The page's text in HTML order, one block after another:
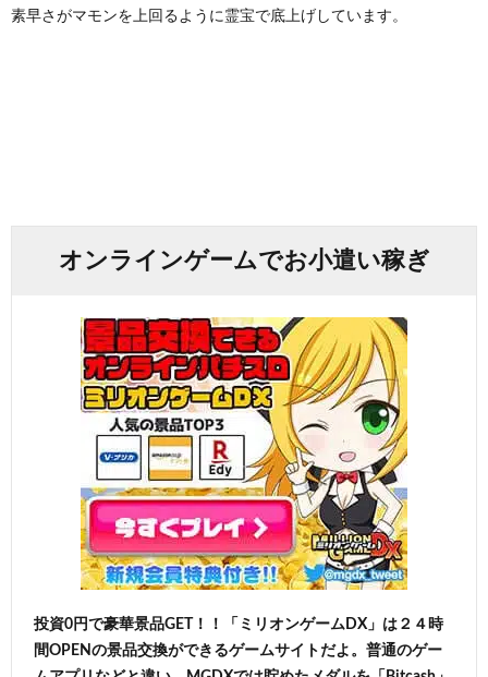
素早さがマモンを上回るように霊宝で底上げしています。
オンラインゲームでお小遣い稼ぎ
投資0円で豪華景品GET！！「ミリオンゲームDX」は２４時
間OPENの景品交換ができるゲームサイトだよ。普通のゲー